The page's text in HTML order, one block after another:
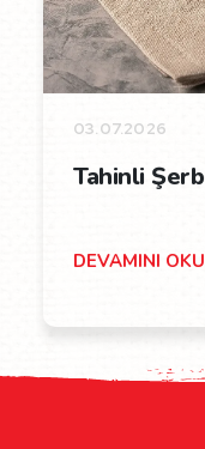
03.07.2026
Tahinli
DEVAMINI OKU